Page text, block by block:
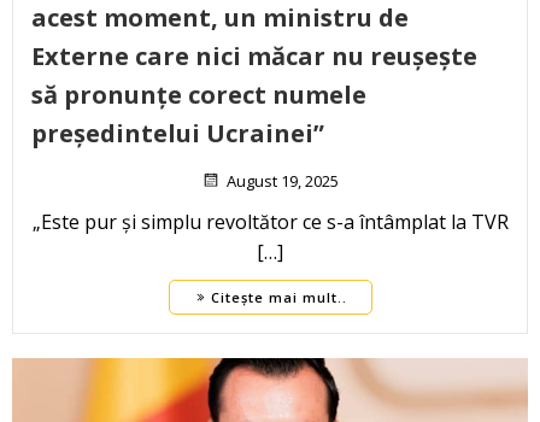
acest moment, un ministru de
Externe care nici măcar nu reușește
să pronunțe corect numele
președintelui Ucrainei”
August 19, 2025
„Este pur și simplu revoltător ce s-a întâmplat la TVR
[…]
Citește mai mult..